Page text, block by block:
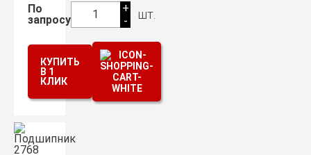
По
запросу
1
+
-
шт.
КУПИТЬ
В 1
КЛИК